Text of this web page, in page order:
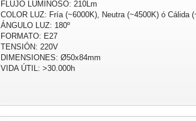
FLUJO LUMINOSO: 210Lm
COLOR LUZ: Fría (~6000K), Neutra (~4500K) ó Cálida
ÁNGULO LUZ: 180º
FORMATO: E27
TENSIÓN: 220V
DIMENSIONES: Ø50x84mm
VIDA ÚTIL: >30.000h